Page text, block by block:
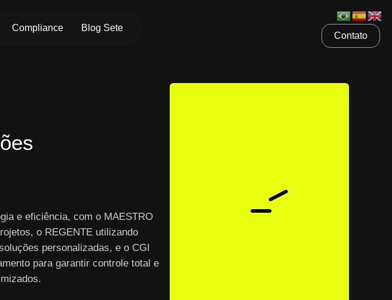
Compliance Blog Sete
Contato
e eficiência, com o MAESTRO
o REGENTE utilizando
personalizadas, e o CGI
para garantir controle total e